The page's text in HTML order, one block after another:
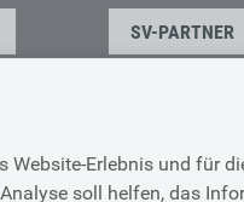
Erlebnis und für
soll helfen, das
SV-PARTNER
Cookie-Erklärung